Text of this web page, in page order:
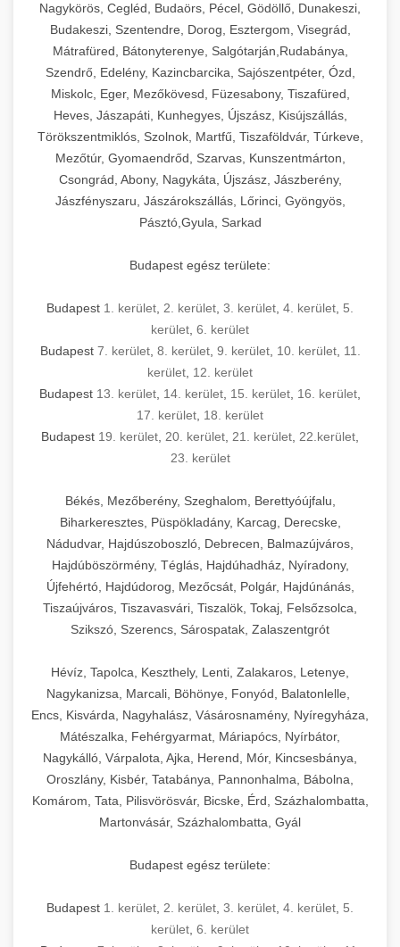
Nagykörös, Cegléd, Budaörs, Pécel, Gödöllő, Dunakeszi,
Budakeszi, Szentendre, Dorog, Esztergom, Visegrád,
Mátrafüred, Bátonyterenye, Salgótarján,Rudabánya,
Szendrő, Edelény, Kazincbarcika, Sajószentpéter, Ózd,
Miskolc, Eger, Mezőkövesd, Füzesabony, Tiszafüred,
Heves, Jászapáti, Kunhegyes, Újszász, Kisújszállás,
Törökszentmiklós, Szolnok, Martfű, Tiszaföldvár, Túrkeve,
Mezőtúr, Gyomaendrőd, Szarvas, Kunszentmárton,
Csongrád, Abony, Nagykáta, Újszász, Jászberény,
Jászfényszaru, Jászárokszállás, Lőrinci, Gyöngyös,
Pásztó,Gyula, Sarkad
Budapest egész területe:
Budapest 1. kerület 2. kerület 3. kerület 4. kerület 5.
kerület 6. kerület
Budapest 7. kerület, 8. kerület, 9. kerület, 10. kerület, 11.
kerület 12. kerület
Budapest 13. kerület 14. kerület 15. kerület 16. kerület
17. kerület 18. kerület
Budapest 19. kerület 20. kerület 21. kerület 22.kerület
23. kerület
Békés, Mezőberény, Szeghalom, Berettyóújfalu,
Biharkeresztes, Püspökladány, Karcag, Derecske,
Nádudvar, Hajdúszoboszló, Debrecen, Balmazújváros,
Hajdúböszörmény, Téglás, Hajdúhadház, Nyíradony,
Újfehértó, Hajdúdorog, Mezőcsát, Polgár, Hajdúnánás,
Tiszaújváros, Tiszavasvári, Tiszalök, Tokaj, Felsőzsolca,
Szikszó, Szerencs, Sárospatak, Zalaszentgrót
Hévíz, Tapolca, Keszthely, Lenti, Zalakaros, Letenye,
Nagykanizsa, Marcali, Böhönye, Fonyód, Balatonlelle,
Encs, Kisvárda, Nagyhalász, Vásárosnamény, Nyíregyháza,
Mátészalka, Fehérgyarmat, Máriapócs, Nyírbátor,
Nagykálló, Várpalota, Ajka, Herend, Mór, Kincsesbánya,
Oroszlány, Kisbér, Tatabánya, Pannonhalma, Bábolna,
Komárom, Tata, Pilisvörösvár, Bicske, Érd, Százhalombatta,
Martonvásár, Százhalombatta, Gyál
Budapest egész területe:
Budapest 1. kerület 2. kerület 3. kerület 4. kerület 5.
kerület 6. kerület